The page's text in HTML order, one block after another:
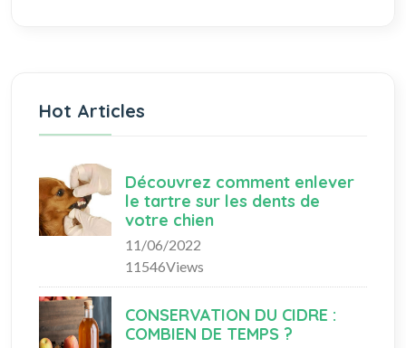
Hot Articles
Découvrez comment enlever
le tartre sur les dents de
votre chien
11/06/2022
11546Views
CONSERVATION DU CIDRE :
COMBIEN DE TEMPS ?